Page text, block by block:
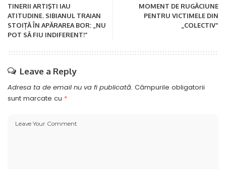
TINERII ARTIŞTI IAU
ATITUDINE. SIBIANUL TRAIAN
STOIȚĂ ÎN APĂRAREA BOR: „NU
POT SĂ FIU INDIFERENT!”
MOMENT DE RUGĂCIUNE
PENTRU VICTIMELE DIN
„COLECTIV”
Leave a Reply
Adresa ta de email nu va fi publicată. Câmpurile obligatorii
sunt marcate cu *